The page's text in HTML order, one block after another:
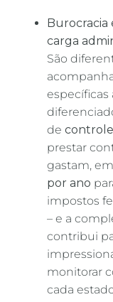
Burocracia
carga
São
específicas
de
prestar
gastam,
por ano
impostos
– e a
contribui
monitorar
cada